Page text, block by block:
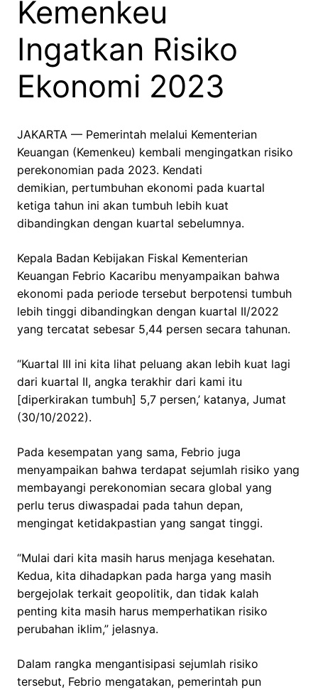
Kemenkeu
Ingatkan Risiko
Ekonomi 2023
JAKARTA — Pemerintah melalui Kementerian
Keuangan (Kemenkeu) kembali mengingatkan risiko
perekonomian pada 2023. Kendati
demikian, pertumbuhan ekonomi pada kuartal
ketiga tahun ini akan tumbuh lebih kuat
dibandingkan dengan kuartal sebelumnya.
Kepala Badan Kebijakan Fiskal Kementerian
Keuangan Febrio Kacaribu menyampaikan bahwa
ekonomi pada periode tersebut berpotensi tumbuh
lebih tinggi dibandingkan dengan kuartal II/2022
yang tercatat sebesar 5,44 persen secara tahunan.
“Kuartal III ini kita lihat peluang akan lebih kuat lagi
dari kuartal II, angka terakhir dari kami itu
[diperkirakan tumbuh] 5,7 persen,’ katanya, Jumat
(30/10/2022).
Pada kesempatan yang sama, Febrio juga
menyampaikan bahwa terdapat sejumlah risiko yang
membayangi perekonomian secara global yang
perlu terus diwaspadai pada tahun depan,
mengingat ketidakpastian yang sangat tinggi.
“Mulai dari kita masih harus menjaga kesehatan.
Kedua, kita dihadapkan pada harga yang masih
bergejolak terkait geopolitik, dan tidak kalah
penting kita masih harus memperhatikan risiko
perubahan iklim,” jelasnya.
Dalam rangka mengantisipasi sejumlah risiko
tersebut, Febrio mengatakan, pemerintah pun